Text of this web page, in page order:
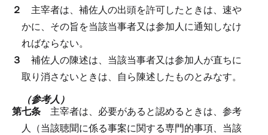
２ 主宰者は、補佐人の出頭を許可したときは、速や
かに、その旨を当該当事者又は参加人に通知しなけ
ればならない。
３ 補佐人の陳述は、当該当事者又は参加人が直ちに
取り消さないときは、自ら陳述したものとみなす。
（参考人）
第七条 主宰者は、必要があると認めるときは、参考
人（当該聴聞に係る事案に関する専門的事項、当該